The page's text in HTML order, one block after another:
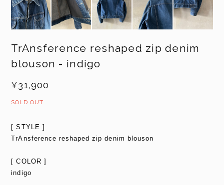
TrAnsference reshaped zip denim
blouson - indigo
¥31,900
SOLD OUT
[ STYLE ]
TrAnsference reshaped zip denim blouson
[ COLOR ]
indigo